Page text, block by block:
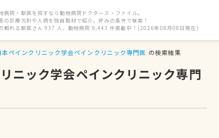
病院・獣医を探すなら動物病院ドクターズ・ファイル。
の診療方針や人柄を独自取材で紹介。好みの条件で検索！
頼れる獣医さん 937 人、動物病院 9,443 件掲載中！(2026年08月08日現在)
本ペインクリニック学会ペインクリニック専門医 の検索結果
ニック学会ペインクリニック専門